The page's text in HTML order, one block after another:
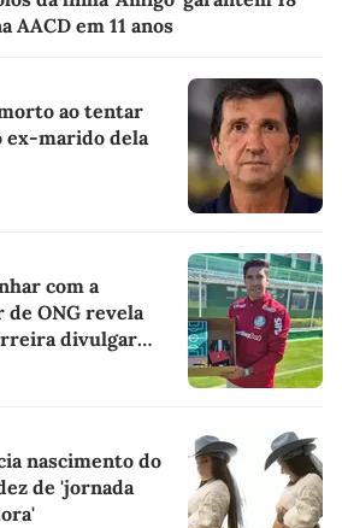
em 11 anos
ao tentar
ex-marido dela
com a
de ONG revela
divulgar
nascimento do
de 'jornada